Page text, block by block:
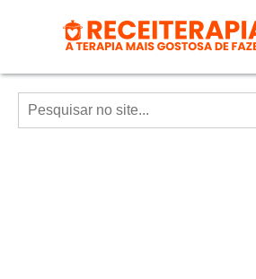
Doces e Sobremesas
Air Fryer